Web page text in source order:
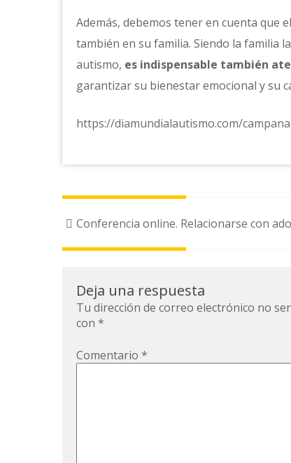
Además, debemos tener en cuenta que
también en su familia. Siendo la familia
autismo, es indispensable también
garantizar su bienestar emocional y su
https://diamundialautismo.com/
Navegación
de
Conferencia online. Relacionarse con
Deja una respuesta
Tu dirección de correo electrónico no
con *
Comentario *